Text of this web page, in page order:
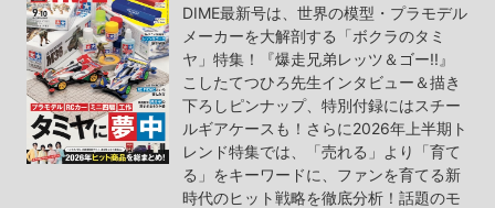
DIME最新号は、世界の模型・プラモデル
メーカーを大解剖する「ボクラのタミ
ヤ」特集！『爆走兄弟レッツ＆ゴー!!』
こしたてつひろ先生インタビュー＆描き
下ろしピンナップ、特別付録にはスチー
ルギアケースも！さらに2026年上半期ト
レンド特集では、「売れる」より「育て
る」をキーワードに、ファンを育てる新
時代のヒット戦略を徹底分析！話題のモ